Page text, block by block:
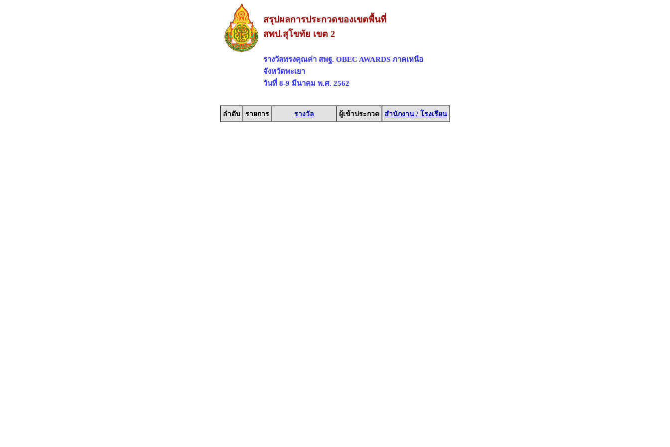
สรุปผลการประกวดของเขตพื้นที่
สพป.สุโขทัย เขต 2
รางวัลทรงคุณค่า สพฐ. OBEC AWARDS ภาคเหนือ
จังหวัดพะเยา
วันที่ 8-9 มีนาคม พ.ศ. 2562
ลำดับ รายการ รางวัล ผู้เข้าประกวด สำนักงาน / โรงเรียน